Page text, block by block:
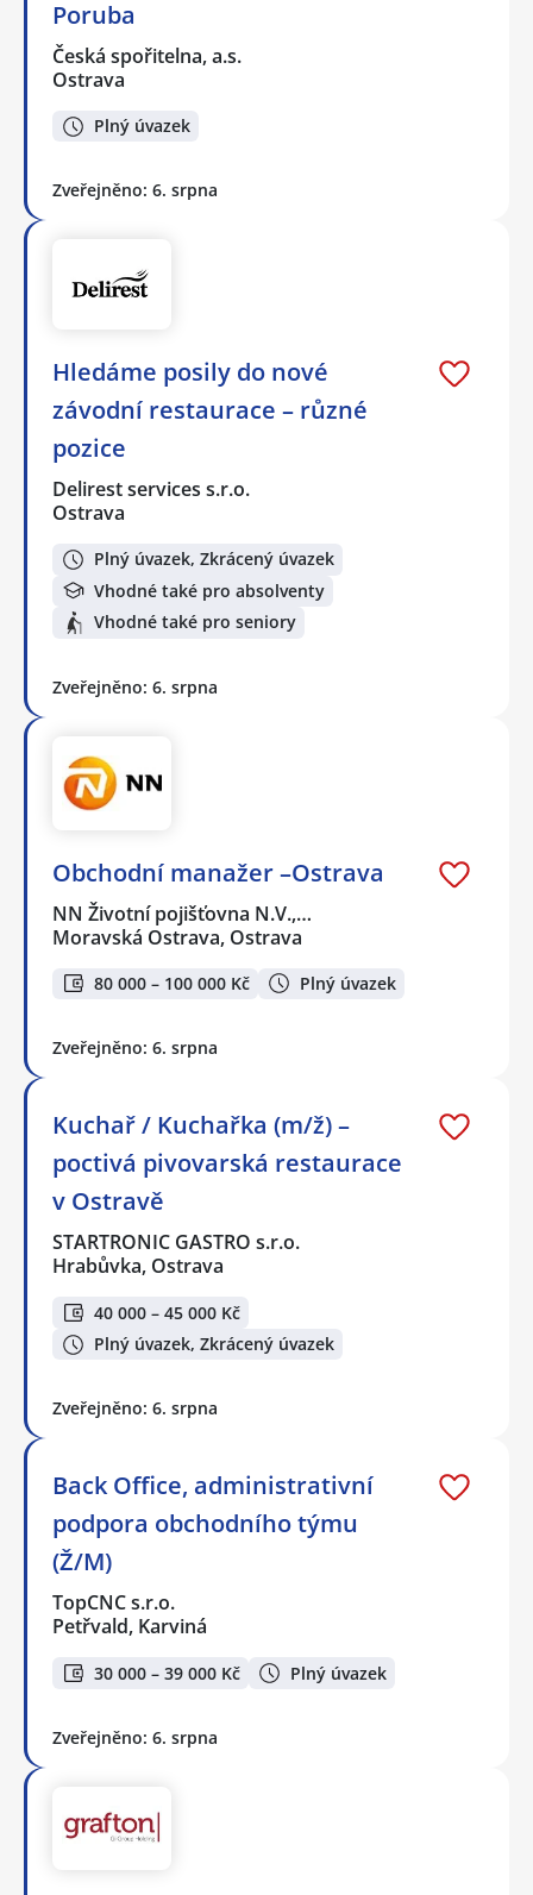
Poruba
Česká spořitelna, a.s.
Ostrava
Plný úvazek
Zveřejněno: 6. srpna
Hledáme posily do nové
závodní restaurace – různé
pozice
Delirest services s.r.o.
Ostrava
Plný úvazek, Zkrácený úvazek
Vhodné také pro absolventy
Vhodné také pro seniory
Zveřejněno: 6. srpna
Obchodní manažer –Ostrava
NN Životní pojišťovna N.V.,…
Moravská Ostrava, Ostrava
80 000 – 100 000 Kč Plný úvazek
Zveřejněno: 6. srpna
Kuchař / Kuchařka (m/ž) –
poctivá pivovarská restaurace
v Ostravě
STARTRONIC GASTRO s.r.o.
Hrabůvka, Ostrava
40 000 – 45 000 Kč
Plný úvazek, Zkrácený úvazek
Zveřejněno: 6. srpna
Back Office, administrativní
podpora obchodního týmu
(Ž/M)
TopCNC s.r.o.
Petřvald, Karviná
30 000 – 39 000 Kč Plný úvazek
Zveřejněno: 6. srpna